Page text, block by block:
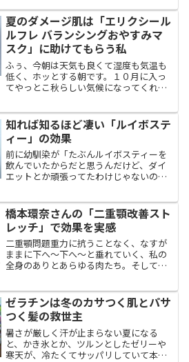
週間ごとに白髪染めをしてもらうと良い
のでしょうけど、やっぱ...
夏のダメージ肌は「エリクシール
ルフレ バランシングおやすみマ
スク」に助けてもらう私
ふぅ、今朝は天気も良くて湿度も気温も
低く、ホッとする朝です。１０月に入っ
てやっとこ秋らしい気候になってくれま
は朝から全ての部屋の窓を開けて、気持
ちの良い空気を家の中に取...
知れば知るほど凄い「ルイボステ
ィー」の効果
前に幼馴染が「たぶんルイボスティーを
飲んでいたからだと思うんだけど、ダイ
エットとか頑張ってたわけじゃないのに
えてくれたのですが、私はあまりルイボ
スティーに馴染みが無くて...
橋本環奈さんの「二重顎改善スト
レッチ」で効果を実感
二重顎問題重力に抗うことなく、なすが
ままに下へ～下へ～と垂れていく、私の
全身のありとあらゆる肉たち。そして、
す。一番うんざりしてしまうのが、顔、
もっと正確に言えば、顎肉...
ゼラチンは冬のカサつく肌とパサ
つく髪の救世主
暑さが厳しく汗が止まらない夏になる
と、かき氷とか、ツルンとしたゼリーや
寒天が、冷たくてサッパリしていて本当